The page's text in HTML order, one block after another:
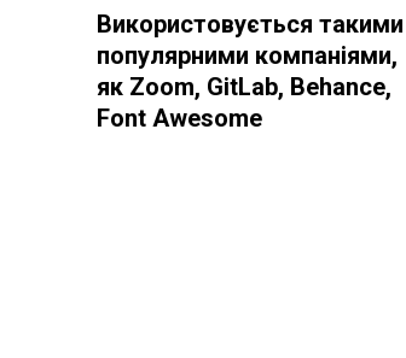
Використовується такими
популярними компаніями,
як Zoom, GitLab, Behance,
Font Awesome